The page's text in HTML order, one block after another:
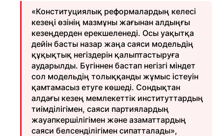
«Конституциялық реформалардың келесі
кезеңі өзінің мазмұны жағынан алдыңғы
кезеңдерден ерекшеленеді. Осы уақытқа
дейін басты назар жаңа саяси модельдің
құқықтық негіздерін қалыптастыруға
аударылды. Бүгіннен бастап негізгі міндет
сол модельдің толыққанды жұмыс істеуін
қамтамасыз етуге көшеді. Сондықтан
алдағы кезең мемлекеттік институттардың
тиімділігімен, саяси партиялардың
жауапкершілігімен және азаматтардың
саяси белсенділігімен сипатталады»,